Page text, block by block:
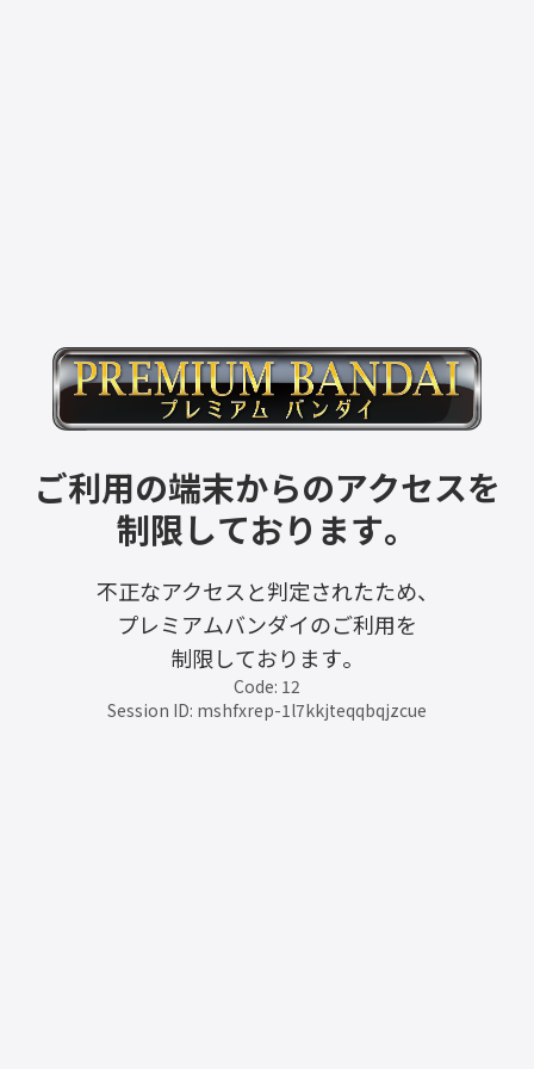
ご利用の端末からのアクセスを
制限しております。
不正なアクセスと判定されたため、
プレミアムバンダイのご利用を
制限しております。
Code: 12
Session ID: mshfxrep-1l7kkjteqqbqjzcue